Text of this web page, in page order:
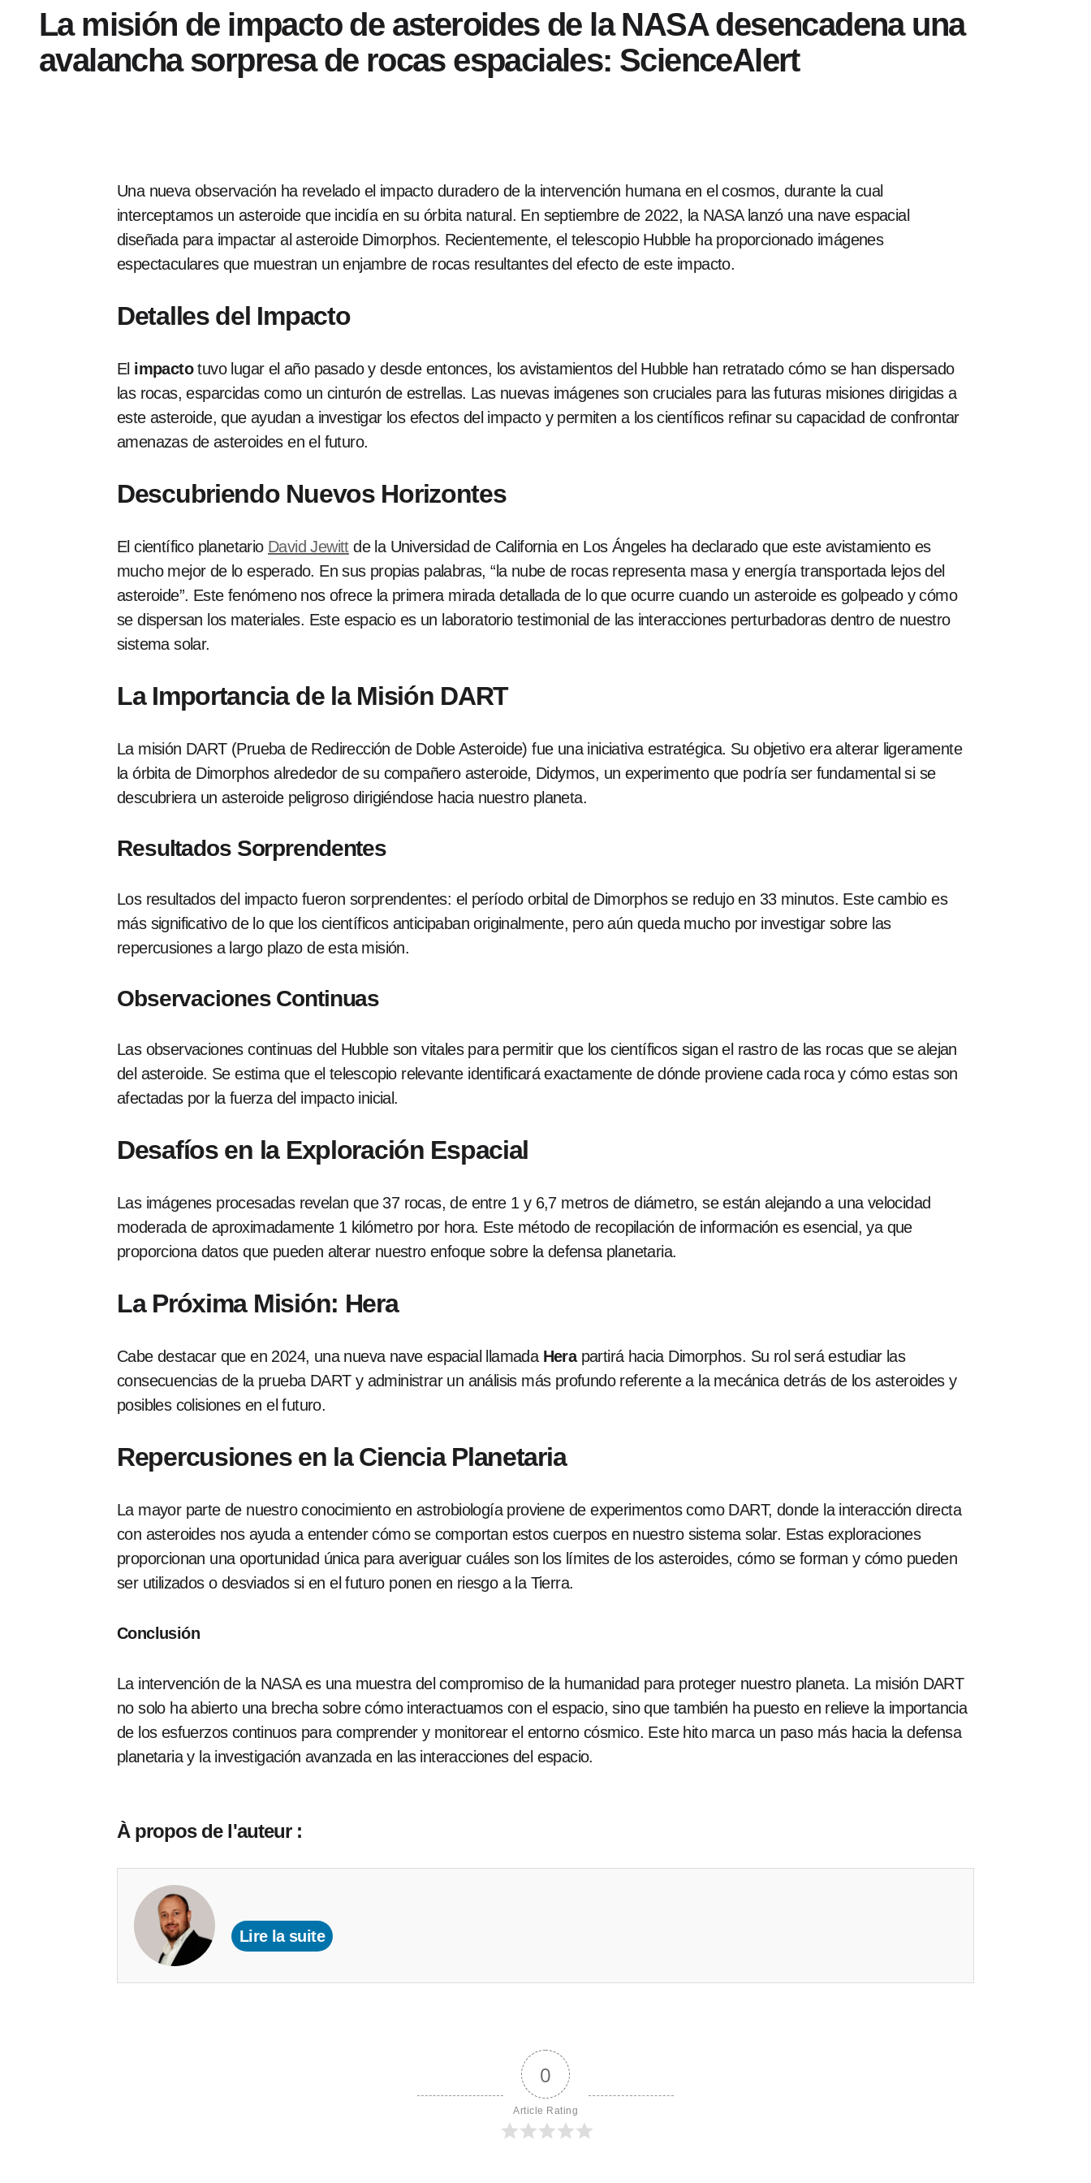
La misión de impacto de asteroides de la NASA desencadena una
avalancha sorpresa de rocas espaciales: ScienceAlert
Una nueva observación ha revelado el impacto duradero de la intervención humana en el cosmos, durante la cual
interceptamos un asteroide que incidía en su órbita natural. En septiembre de 2022, la NASA lanzó una nave espacial
diseñada para impactar al asteroide Dimorphos. Recientemente, el telescopio Hubble ha proporcionado imágenes
espectaculares que muestran un enjambre de rocas resultantes del efecto de este impacto.
Detalles del Impacto
El impactotuvo lugar el año pasado y desde entonces, los avistamientos del Hubble han retratado cómo se han dispersado
las rocas, esparcidas como un cinturón de estrellas. Las nuevas imágenes son cruciales para las futuras misiones dirigidas a
este asteroide, que ayudan a investigar los efectos del impacto y permiten a los científicos refinar su capacidad de confrontar
amenazas de asteroides en el futuro.
Descubriendo Nuevos Horizontes
El científico planetario David Jewittde la Universidad de California en Los Ángeles ha declarado que este avistamiento es
mucho mejor de lo esperado. En sus propias palabras, “la nube de rocas representa masa y energía transportada lejos del
asteroide”. Este fenómeno nos ofrece la primera mirada detallada de lo que ocurre cuando un asteroide es golpeado y cómo
se dispersan los materiales. Este espacio es un laboratorio testimonial de las interacciones perturbadoras dentro de nuestro
sistema solar.
La Importancia de la Misión DART
La misión DART (Prueba de Redirección de Doble Asteroide) fue una iniciativa estratégica. Su objetivo era alterar ligeramente
la órbita de Dimorphos alrededor de su compañero asteroide, Didymos, un experimento que podría ser fundamental si se
descubriera un asteroide peligroso dirigiéndose hacia nuestro planeta.
Resultados Sorprendentes
Los resultados del impacto fueron sorprendentes: el período orbital de Dimorphos se redujo en 33 minutos. Este cambio es
más significativo de lo que los científicos anticipaban originalmente, pero aún queda mucho por investigar sobre las
repercusiones a largo plazo de esta misión.
Observaciones Continuas
Las observaciones continuas del Hubble son vitales para permitir que los científicos sigan el rastro de las rocas que se alejan
del asteroide. Se estima que el telescopio relevante identificará exactamente de dónde proviene cada roca y cómo estas son
afectadas por la fuerza del impacto inicial.
Desafíos en la Exploración Espacial
Las imágenes procesadas revelan que 37 rocas, de entre 1 y 6,7 metros de diámetro, se están alejando a una velocidad
moderada de aproximadamente 1 kilómetro por hora. Este método de recopilación de información es esencial, ya que
proporciona datos que pueden alterar nuestro enfoque sobre la defensa planetaria.
La Próxima Misión: Hera
Cabe destacar que en 2024, una nueva nave espacial llamada Herapartirá hacia Dimorphos. Su rol será estudiar las
consecuencias de la prueba DART y administrar un análisis más profundo referente a la mecánica detrás de los asteroides y
posibles colisiones en el futuro.
Repercusiones en la Ciencia Planetaria
La mayor parte de nuestro conocimiento en astrobiología proviene de experimentos como DART, donde la interacción directa
con asteroides nos ayuda a entender cómo se comportan estos cuerpos en nuestro sistema solar. Estas exploraciones
proporcionan una oportunidad única para averiguar cuáles son los límites de los asteroides, cómo se forman y cómo pueden
ser utilizados o desviados si en el futuro ponen en riesgo a la Tierra.
Conclusión
La intervención de la NASA es una muestra del compromiso de la humanidad para proteger nuestro planeta. La misión DART
no solo ha abierto una brecha sobre cómo interactuamos con el espacio, sino que también ha puesto en relieve la importancia
de los esfuerzos continuos para comprender y monitorear el entorno cósmico. Este hito marca un paso más hacia la defensa
planetaria y la investigación avanzada en las interacciones del espacio.
À propos de l'auteur :
Lire la suite
0
Article Rating